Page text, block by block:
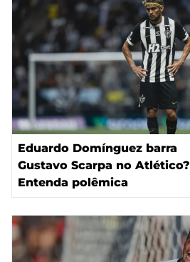
Eduardo Domínguez barra
Gustavo Scarpa no Atlético?
Entenda polêmica